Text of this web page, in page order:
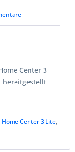
Center 3
bereitgestellt.
, Home Center 3 Lite,